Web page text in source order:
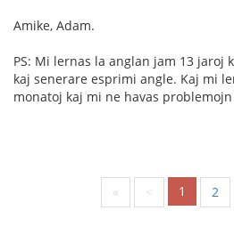
Amike, Adam.
PS: Mi lernas la anglan jam 13 jaroj
kaj senerare esprimi angle. Kaj mi
monatoj kaj mi ne havas
« < 1 2